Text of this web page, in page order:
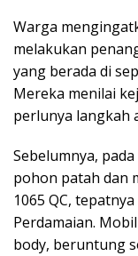
Warga
melakukan
yang berada di
Mereka menilai
perlunya langkah
Sebelumnya,
pohon patah dan
1065 QC,
Perdamaian.
body, beruntung